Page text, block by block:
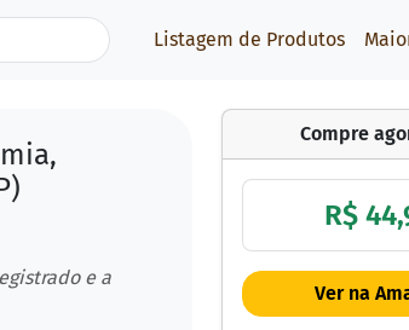
Listagem de Produtos
e a
Compre
R$
Ver na